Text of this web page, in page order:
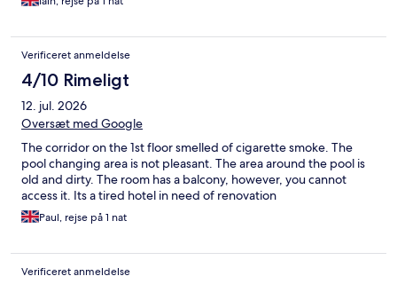
Verificeret anmeldelse
4/10 Rimeligt
12. jul. 2026
Oversæt med Google
The corridor on the 1st floor smelled of cigarette smoke. The
pool changing area is not pleasant. The area around the pool is
old and dirty. The room has a balcony, however, you cannot
access it. Its a tired hotel in need of renovation
Paul, rejse på 1 nat
Verificeret anmeldelse